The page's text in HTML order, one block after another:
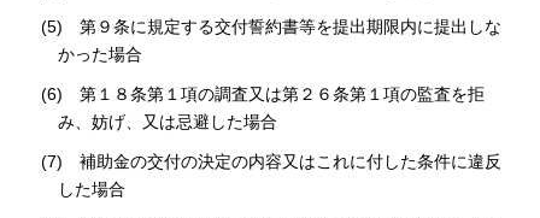
(5) 第９条に規定する交付誓約書等を提出期限内に提出しな
かった場合
(6) 第１８条第１項の調査又は第２６条第１項の監査を拒
み、妨げ、又は忌避した場合
(7) 補助金の交付の決定の内容又はこれに付した条件に違反
した場合